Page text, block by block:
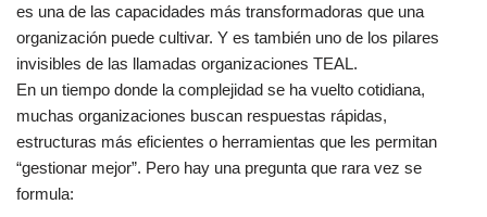
es una de las capacidades más transformadoras que una
organización puede cultivar. Y es también uno de los pilares
invisibles de las llamadas organizaciones TEAL.
En un tiempo donde la complejidad se ha vuelto cotidiana,
muchas organizaciones buscan respuestas rápidas,
estructuras más eficientes o herramientas que les permitan
“gestionar mejor”. Pero hay una pregunta que rara vez se
formula: